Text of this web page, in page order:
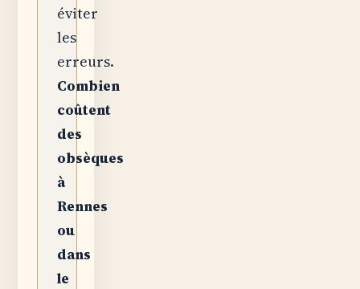
éviter
les
erreurs.
Combien
coûtent
des
obsèques
à
Rennes
ou
dans
le